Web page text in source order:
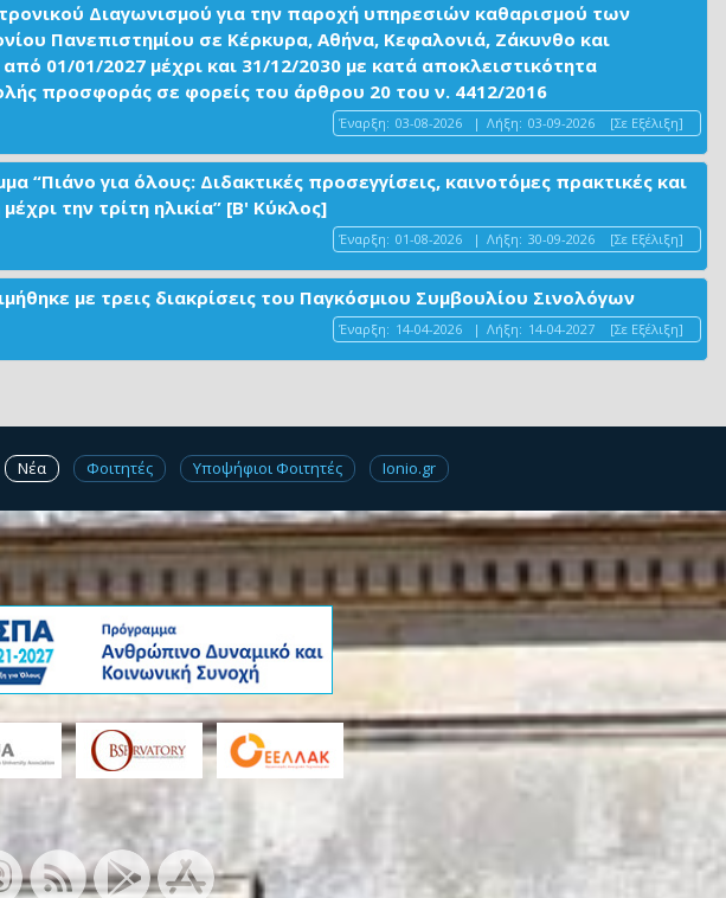
Διαγωνισμού για την παροχή υπηρεσιών καθαρισμού των
Πανεπιστημίου σε Κέρκυρα, Αθήνα, Κεφαλονιά, Ζάκυνθο και
01/01/2027 μέχρι και 31/12/2030 με κατά αποκλειστικότητα
προσφοράς σε φορείς του άρθρου 20 του ν. 4412/2016
Έναρξη: 03-08-2026 | Λήξη: 03-09-2026 [Σε Εξέλιξη]
“Πιάνο για όλους: Διδακτικές προσεγγίσεις, καινοτόμες πρακτικές και
την τρίτη ηλικία” [Β' Κύκλος]
Έναρξη: 01-08-2026 | Λήξη: 30-09-2026 [Σε Εξέλιξη]
με τρεις διακρίσεις του Παγκόσμιου Συμβουλίου Σινολόγων
Έναρξη: 14-04-2026 | Λήξη: 14-04-2027 [Σε Εξέλιξη]
Νέα Φοιτητές Υποψήφιοι Φοιτητές Ionio.gr